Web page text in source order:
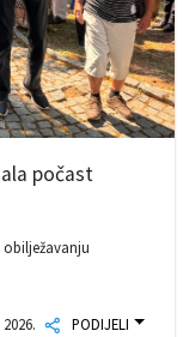
počast
obilježavanju
PODIJELI